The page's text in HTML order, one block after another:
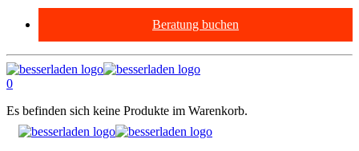
Beratung buchen
0
Es befinden sich keine Produkte im Warenkorb.